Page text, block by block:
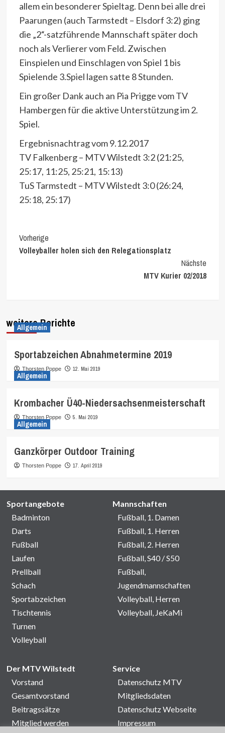
allem ein besonderer Spieltag. Denn bei alle drei
Paarungen (auch Tarmstedt – Elsdorf 3:2) ging
die „2“-satzführende Mannschaft später doch
noch als Verlierer vom Feld. Zwischen
Einspielen und Einschlagen von Spiel 1 bis
Spielende 3.Spiel lagen satte 8 Stunden.
Ein großer Dank auch an Pia Prigge vom TV
Hambergen für die aktive Unterstützung im 2.
Spiel.
Ergebnisnachtrag vom 9.12.2017
TV Falkenberg – MTV Wilstedt 3:2 (21:25,
25:17, 11:25, 25:21, 15:13)
TuS Tarmstedt – MTV Wilstedt 3:0 (26:24,
25:18, 25:17)
Continue
Reading
Vorherige
Volleyballer holen sich den Relegationsplatz
Nächste
MTV Kurier 02/2018
weitere Berichte
Allgemein
Sportabzeichen Abnahmetermine 2019
Thorsten Poppe 12. Mai 2019
Allgemein
Krombacher Ü40-Niedersachsenmeisterschaft
Thorsten Poppe 5. Mai 2019
Allgemein
Ganzkörper Outdoor Training
Thorsten Poppe 17. April 2019
Sportangebote
Badminton
Darts
Fußball
Laufen
Prellball
Schach
Sportabzeichen
Tischtennis
Turnen
Volleyball
Mannschaften
Fußball, 1. Damen
Fußball, 1. Herren
Fußball, 2. Herren
Fußball, S40 / S50
Fußball,
Jugendmannschaften
Volleyball, Herren
Volleyball, JeKaMi
Der MTV Wilstedt
Vorstand
Gesamtvorstand
Beitragssätze
Mitglied werden
Service
Datenschutz MTV
Mitgliedsdaten
Datenschutz Webseite
Impressum